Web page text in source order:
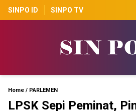
SINPO ID SINPO TV
Home / PARLEMEN
LPSK Sepi Peminat,